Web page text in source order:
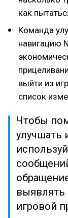
как
Команда
навигацию
выйти из
список
Чтобы
улучшать
выявлять
игровой